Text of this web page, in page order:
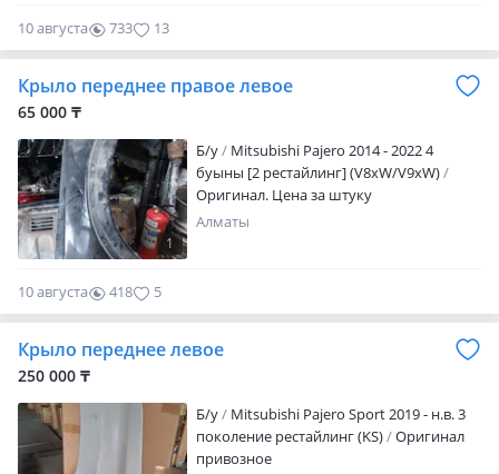
10 августа 733 13
Крыло переднее правое левое
65 000 ₸
1
Б/y
Mitsubishi Pajero 2014 - 2022 4
буыны [2 рестайлинг] (V8xW/V9xW)
Оригинал. Цена за штуку
Алматы
10 августа 418 5
Крыло переднее левое
250 000 ₸
Б/y
Mitsubishi Pajero Sport 2019 - н.в. 3
поколение рестайлинг (KS)
Оригинал
привозное